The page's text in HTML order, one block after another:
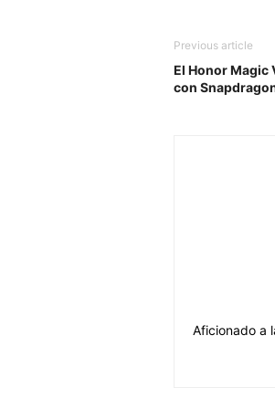
Previous article
El Honor Magic
con
Aficionado a